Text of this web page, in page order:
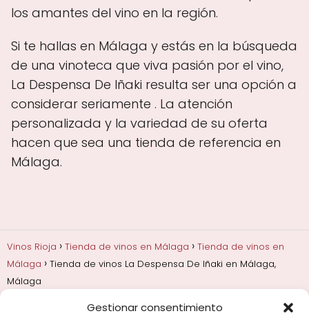
Gestionar consentimiento
los amantes del vino en la región.
Si te hallas en Málaga y estás en la búsqueda
de una vinoteca que viva pasión por el vino,
La Despensa De Iñaki resulta ser una opción a
considerar seriamente . La atención
personalizada y la variedad de su oferta
hacen que sea una tienda de referencia en
Málaga.
Vinos Rioja Tienda de vinos en Málaga
Tienda de vinos en
Málaga
Tienda de vinos La Despensa De Iñaki en Málaga,
Málaga
Añadas, crianza y guarda
Bodegas y marcas de